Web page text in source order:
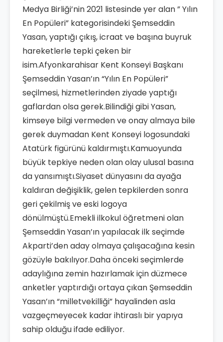
Medya Birliği’nin 2021 listesinde yer alan ” Yılın
En Popüleri” kategorisindeki Şemseddin
Yasan, yaptığı çıkış, icraat ve başına buyruk
hareketlerle tepki çeken bir
isim.Afyonkarahisar Kent Konseyi Başkanı
Şemseddin Yasan’ın “Yılın En Popüleri”
seçilmesi, hizmetlerinden ziyade yaptığı
gaflardan olsa gerek.Bilindiği gibi Yasan,
kimseye bilgi vermeden ve onay almaya bile
gerek duymadan Kent Konseyi logosundaki
Atatürk figürünü kaldırmıştı.Kamuoyunda
büyük tepkiye neden olan olay ulusal basına
da yansımıştı.Siyaset dünyasını da ayağa
kaldıran değişiklik, gelen tepkilerden sonra
geri çekilmiş ve eski logoya
dönülmüştü.Emekli ilkokul öğretmeni olan
Şemseddin Yasan’ın yapılacak ilk seçimde
Akparti’den aday olmaya çalışacağına kesin
gözüyle bakılıyor.Daha önceki seçimlerde
adaylığına zemin hazırlamak için düzmece
anketler yaptırdığı ortaya çıkan Şemseddin
Yasan’ın “milletvekilliği” hayalinden asla
vazgeçmeyecek kadar ihtiraslı bir yapıya
sahip olduğu ifade ediliyor.